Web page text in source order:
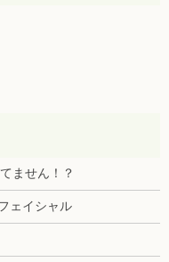
ません！？
ェイシャル